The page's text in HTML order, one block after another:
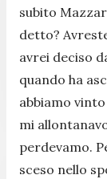
subito
detto?
avrei deciso
quando ha
abbiamo
mi
perdevamo.
sceso nello